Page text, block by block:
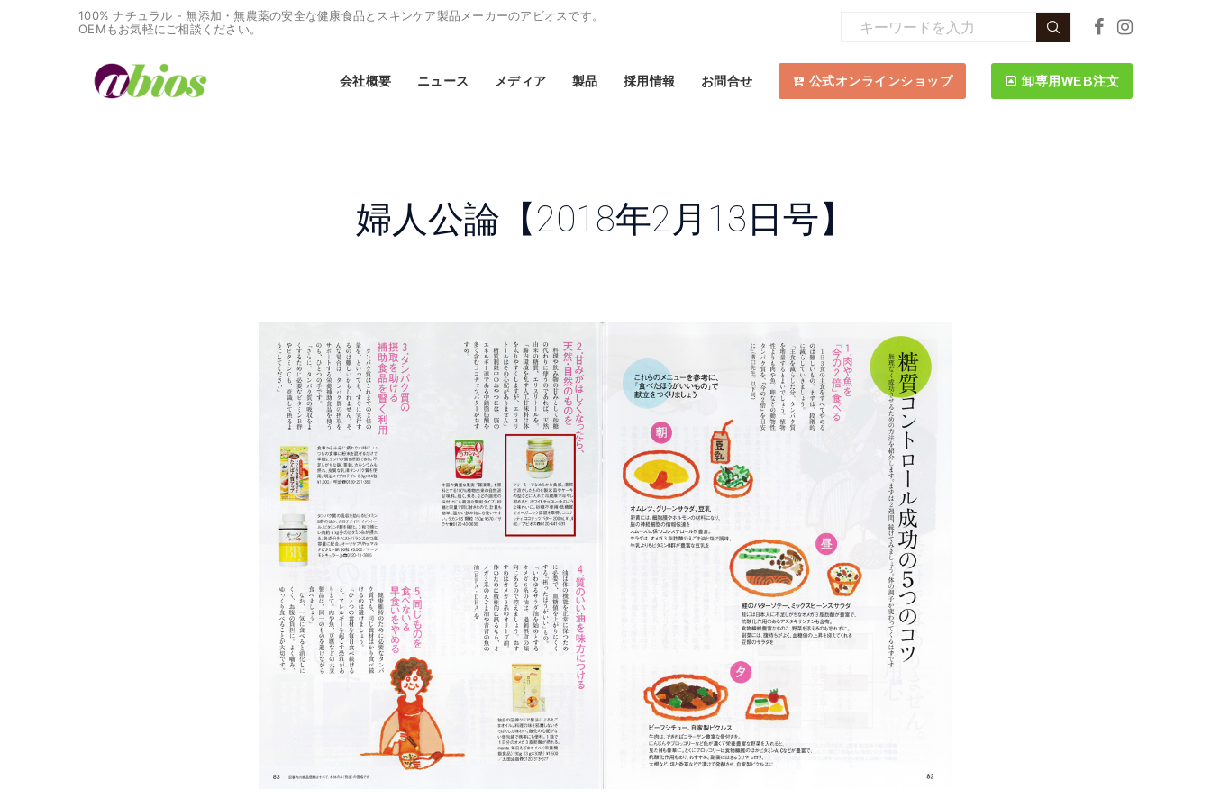
100% ナチュラル - 無添加・無農薬の安全な健康食品とスキンケア製品メーカーのアビオスです。
OEMもお気軽にご相談ください。
会社概要 ニュース メディア 製品 採用情報 お問合せ 公式オンラインショップ 卸専用WEB注文
婦人公論【2018年2月13日号】